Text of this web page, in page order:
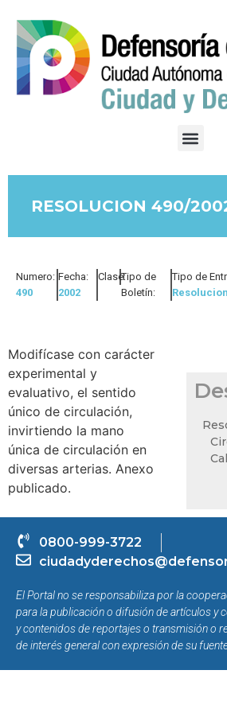
RESOLUCION 490/
Numero:
490
Fecha:
2002
Clase:Tipo de
Boletín:
Tipo de
Resolucion
Modifícase con carácter
experimental y
evaluativo, el sentido
único de circulación,
invirtiendo la mano
única de circulación en
diversas arterias. Anexo
publicado.
0800-999-3722
El Portal no se responsabiliza por la
para la publicación o difusión de artículos y
y contenidos de reportajes o transmisión o
de interés general con expresión de su